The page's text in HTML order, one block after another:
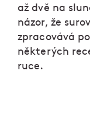
až dvě na
názor, že
zpracovává
některých
ruce.